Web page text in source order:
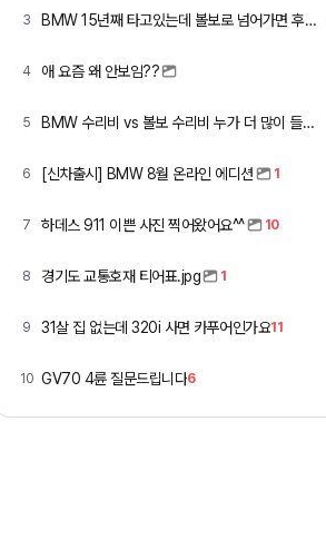
3 BMW 15년째 타고있는데 볼보로 넘어가면 후회할까요 ?
4 애 요즘 왜 안보임??
5 BMW 수리비 vs 볼보 수리비 누가 더 많이 들까요 ㅎ
6 [신차출시] BMW 8월 온라인 에디션 1
7 하데스 911 이쁜 사진 찍어왔어요^^ 10
8 경기도 교통호재 티어표.jpg 1
9 31살 집 없는데 320i 사면 카푸어인가요11
10 GV70 4륜 질문드립니다6